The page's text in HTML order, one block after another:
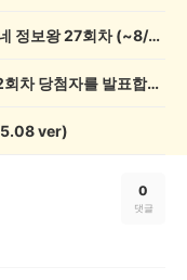
💸 전원 2,000캐시 지급! 우리 동네 정보왕 27회차 (~8/10)
💰[당첨자 발표] 우리 동네 썰전 12회차 당첨자를 발표합니다!
ver)
0
댓글